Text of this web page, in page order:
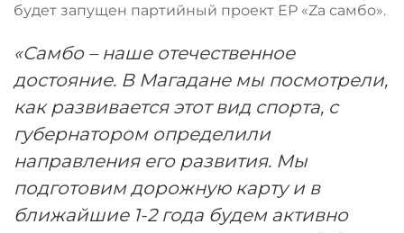
будет запущен партийный проект ЕР «Zа самбо».
«Самбо – наше отечественное
достояние. В Магадане мы посмотрели,
как развивается этот вид спорта, с
губернатором определили
направления его развития. Мы
подготовим дорожную карту и в
ближайшие 1-2 года будем активно